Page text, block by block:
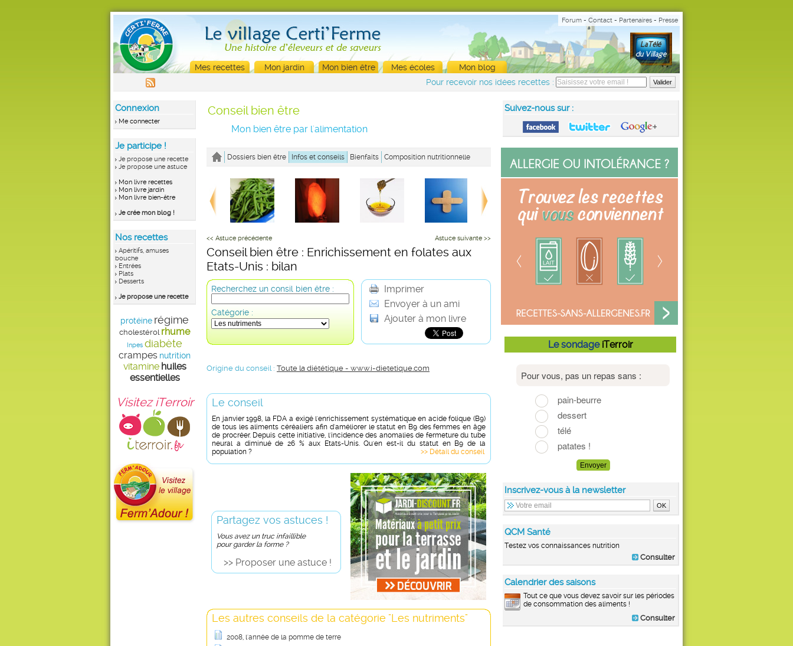
Forum - Contact - Partenaires - Presse
Mes recettes Mon jardin Mon bien être Mes écoles
Mon blog
Pour recevoir nos idées recettes :
Connexion
Me connecter
Je participe !
Je propose une recette
Je propose une astuce
Mon livre recettes
Mon livre jardin
Mon livre bien-être
Je crée mon blog !
Nos recettes
Apéritifs, amuses
bouche
Entrées
Plats
Desserts
Je propose une recette
protéine régime
cholestérol rhume
Inpes diabète
crampes nutrition
vitamine huiles
essentielles
Visitez iTerroir
Suivez-nous sur :
Le sondage iTerroir
Inscrivez-vous à la newsletter
QCM Santé
Testez vos connaissances nutrition
Consulter
Calendrier des saisons
Tout ce que vous devez savoir sur les périodes
de consommation des aliments !
Consulter
Conseil bien être
Mon bien être par l'alimentation
Dossiers bien être Infos et conseils Bienfaits Composition nutritionnelle
Astuce suivante >>
<< Astuce précédente
Conseil bien être : Enrichissement en folates aux
Etats-Unis : bilan
Recherchez un consil bien être :
Catégorie :
Imprimer
Envoyer à un ami
Ajouter à mon livre
Origine du conseil : Toute la diététique - www.i-dietetique.com
Le conseil
En janvier 1998, la FDA a exigé l'enrichissement systématique en acide folique (B9)
de tous les aliments céréaliers afin d'améliorer le statut en B9 des femmes en âge
de procréer. Depuis cette initiative, l'incidence des anomalies de fermeture du tube
neural a diminué de 26 % aux Etats-Unis. Qu'en est-il du statut en B9 de la
population ?
>> Détail du conseil
Partagez vos astuces !
Vous avez un truc infaillible
pour garder la forme ?
>> Proposer une astuce !
Les autres conseils de la catégorie "Les nutriments"
2008, l'année de la pomme de terre